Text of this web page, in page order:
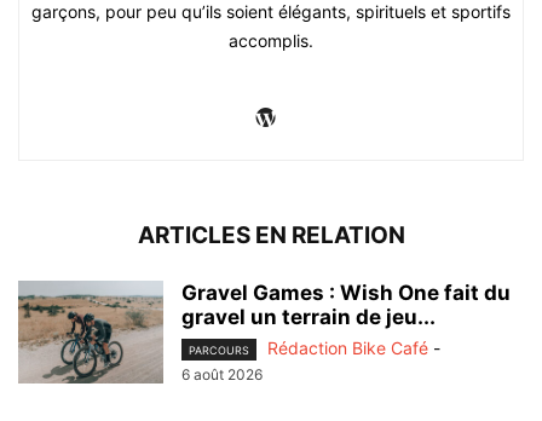
garçons, pour peu qu’ils soient élégants, spirituels et sportifs
accomplis.
ARTICLES EN RELATION
Gravel Games : Wish One fait du
gravel un terrain de jeu...
PARCOURS Rédaction Bike Café -
6 août 2026